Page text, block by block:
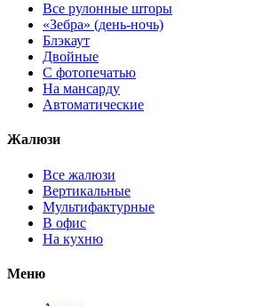
Все рулонные шторы
«Зебра» (день-ночь)
Блэкаут
Двойные
С фотопечатью
На мансарду
Автоматические
Жалюзи
Все жалюзи
Вертикальные
Мультифактурные
В офис
На кухню
Меню